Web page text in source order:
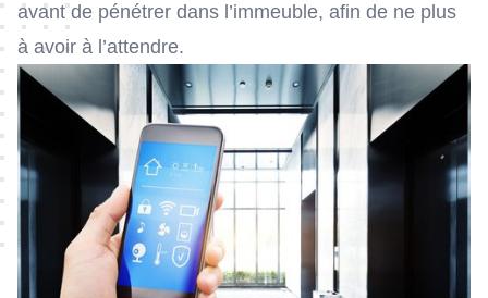
avant de pénétrer dans l’immeuble, afin de ne plus
à avoir à l’attendre.